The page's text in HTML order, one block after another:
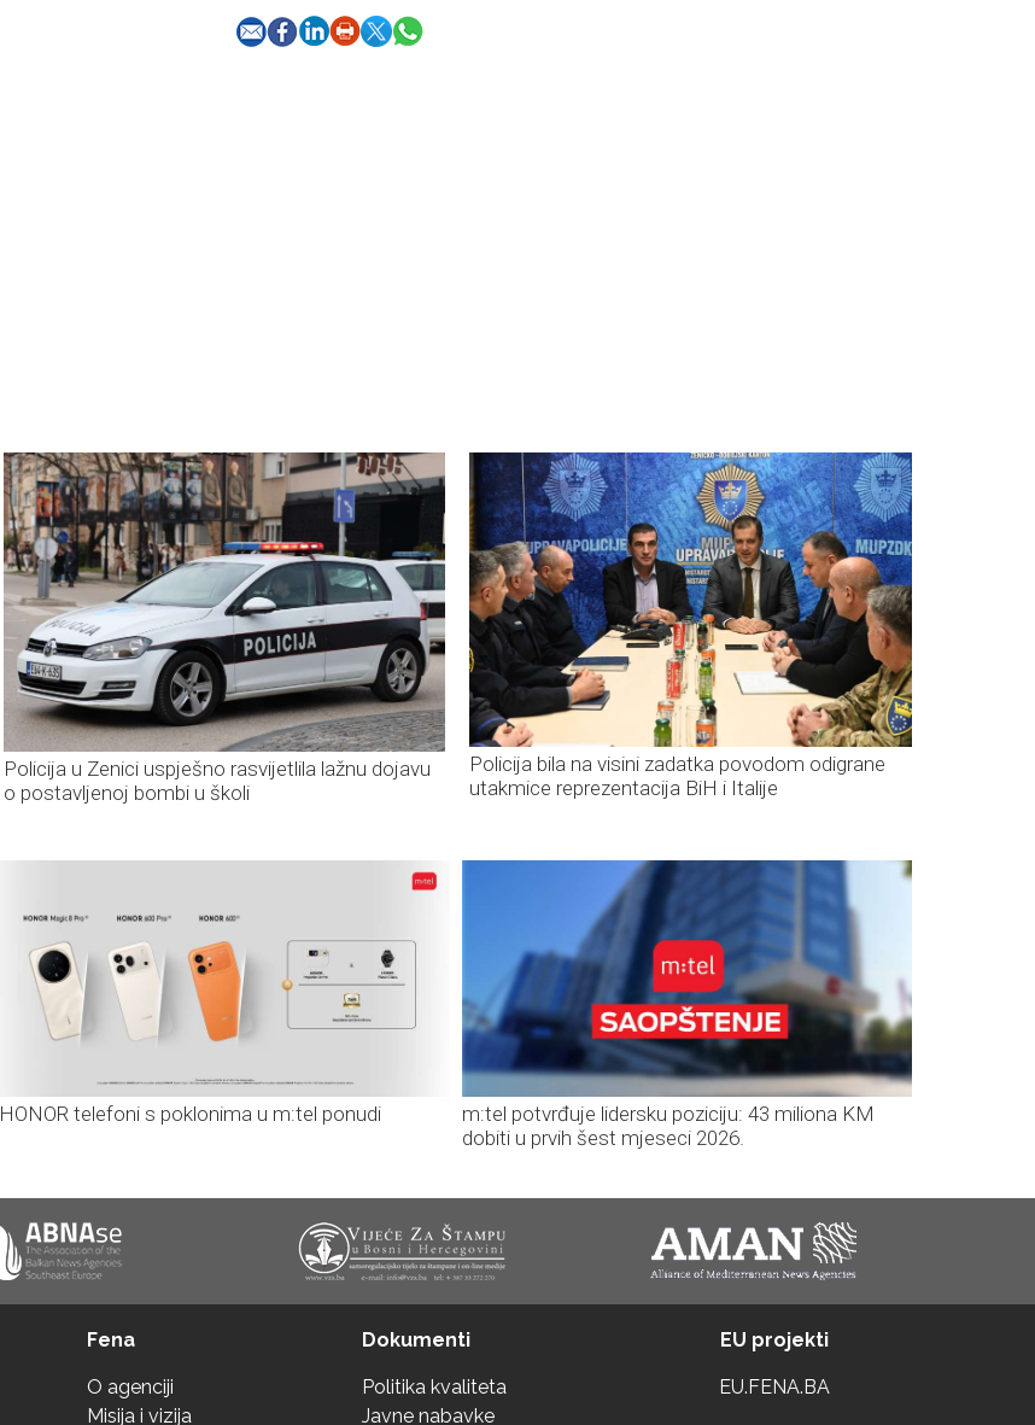
Policija u Zenici uspješno rasvijetlila lažnu dojavu
o postavljenoj bombi u školi
Policija bila na visini zadatka povodom odigrane
utakmice reprezentacija BiH i Italije
HONOR telefoni s poklonima u m:tel ponudi
m:tel potvrđuje lidersku poziciju: 43 miliona KM
dobiti u prvih šest mjeseci 2026.
Fena
O agenciji
Misija i vizija
Dokumenti
Politika kvaliteta
Javne nabavke
EU projekti
EU.FENA.BA